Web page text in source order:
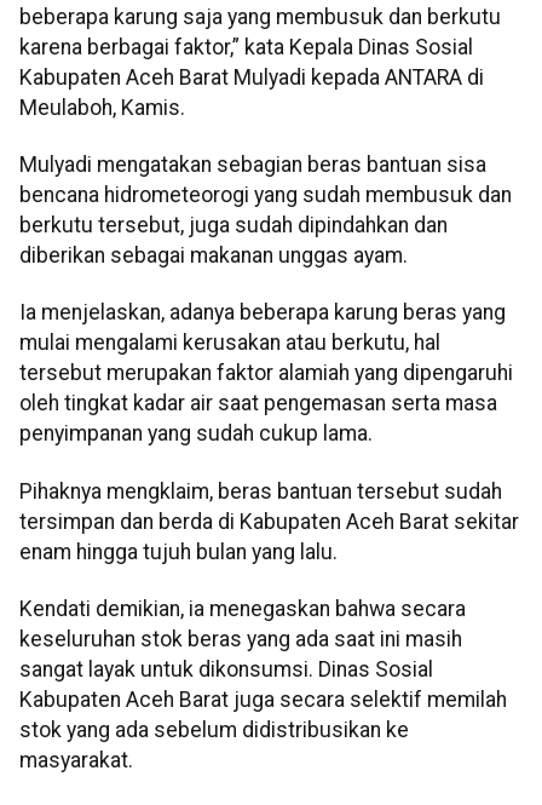
beberapa karung saja yang membusuk dan berkutu
karena berbagai faktor,” kata Kepala Dinas Sosial
Kabupaten Aceh Barat Mulyadi kepada ANTARA di
Meulaboh, Kamis.
Mulyadi mengatakan sebagian beras bantuan sisa
bencana hidrometeorogi yang sudah membusuk dan
berkutu tersebut, juga sudah dipindahkan dan
diberikan sebagai makanan unggas ayam.
Ia menjelaskan, adanya beberapa karung beras yang
mulai mengalami kerusakan atau berkutu, hal
tersebut merupakan faktor alamiah yang dipengaruhi
oleh tingkat kadar air saat pengemasan serta masa
penyimpanan yang sudah cukup lama.
Pihaknya mengklaim, beras bantuan tersebut sudah
tersimpan dan berda di Kabupaten Aceh Barat sekitar
enam hingga tujuh bulan yang lalu.
Kendati demikian, ia menegaskan bahwa secara
keseluruhan stok beras yang ada saat ini masih
sangat layak untuk dikonsumsi. Dinas Sosial
Kabupaten Aceh Barat juga secara selektif memilah
stok yang ada sebelum didistribusikan ke
masyarakat.